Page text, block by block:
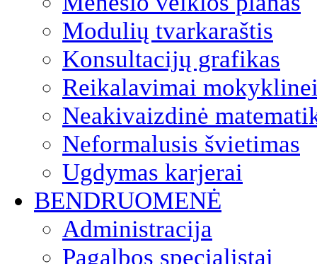
Modulių tvarkaraštis
Konsultacijų grafikas
Reikalavimai
Neakivaizdinė
Neformalusis švietimas
Ugdymas karjerai
BENDRUOMENĖ
Administracija
Pagalbos specialistai